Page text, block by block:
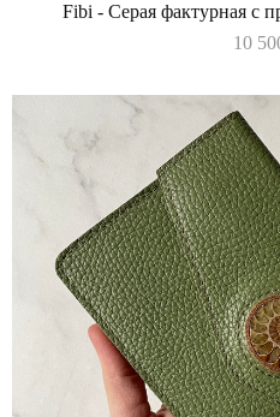
Fibi - Серая фактурная с
10